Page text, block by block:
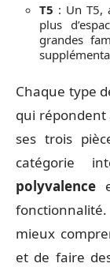
T5 : Un T5,
plus
grandes
Chaque type
qui répondent
ses trois
catégorie
polyvalence
mieux
et de faire